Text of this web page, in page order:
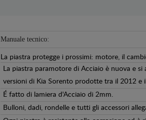
Manuale tecnico:
La piastra protegge i prossimi: motore, il
La piastra paramotore di Acciaio è nuova e
versioni di Kia Sorento prodotte tra il 2012 e
É fatto di lamiera d'Acciaio di 2mm.
Bulloni, dadi, rondelle e tutti gli accessori